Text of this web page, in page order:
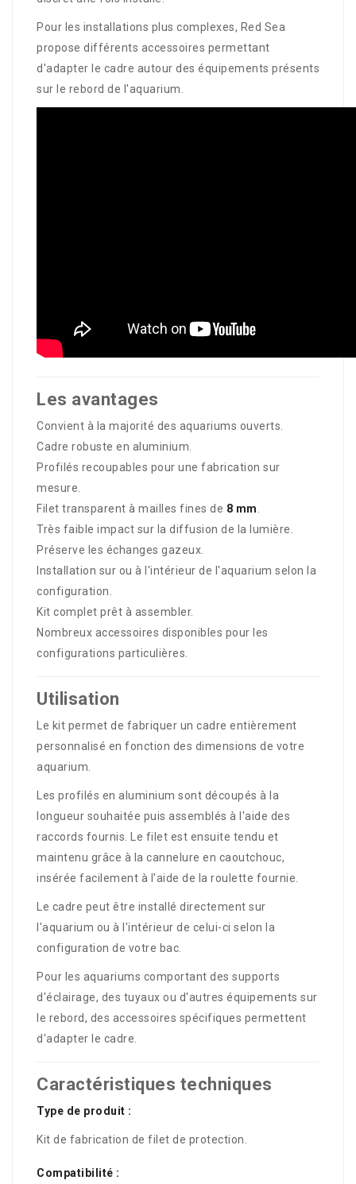
Pour les installations plus complexes, Red Sea
propose différents accessoires permettant
d'adapter le cadre autour des équipements présents
sur le rebord de l'aquarium.
Les avantages
Convient à la majorité des aquariums ouverts.
Cadre robuste en aluminium.
Profilés recoupables pour une fabrication sur
mesure.
Filet transparent à mailles fines de 8 mm
Très faible impact sur la diffusion de la lumière.
Préserve les échanges gazeux.
Installation sur ou à l'intérieur de l'aquarium selon la
configuration.
Kit complet prêt à assembler.
Nombreux accessoires disponibles pour les
configurations particulières.
Utilisation
Le kit permet de fabriquer un cadre entièrement
personnalisé en fonction des dimensions de votre
aquarium.
Les profilés en aluminium sont découpés à la
longueur souhaitée puis assemblés à l'aide des
raccords fournis. Le filet est ensuite tendu et
maintenu grâce à la cannelure en caoutchouc,
insérée facilement à l'aide de la roulette fournie.
Le cadre peut être installé directement sur
l'aquarium ou à l'intérieur de celui-ci selon la
configuration de votre bac.
Pour les aquariums comportant des supports
d'éclairage, des tuyaux ou d'autres équipements sur
le rebord, des accessoires spécifiques permettent
d'adapter le cadre.
Caractéristiques techniques
Type de produit :
Kit de fabrication de filet de protection.
Compatibilité :